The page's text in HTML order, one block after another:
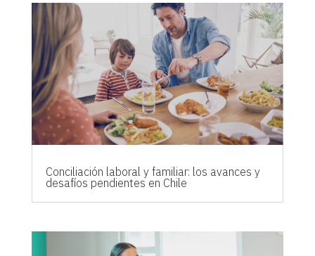
Conciliación laboral y familiar: los avances y
desafíos pendientes en Chile